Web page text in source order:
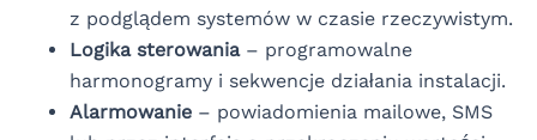
z podglądem systemów w czasie rzeczywistym.
Logika sterowania– programowalne
harmonogramy i sekwencje działania instalacji.
Alarmowanie – powiadomienia mailowe, SMS